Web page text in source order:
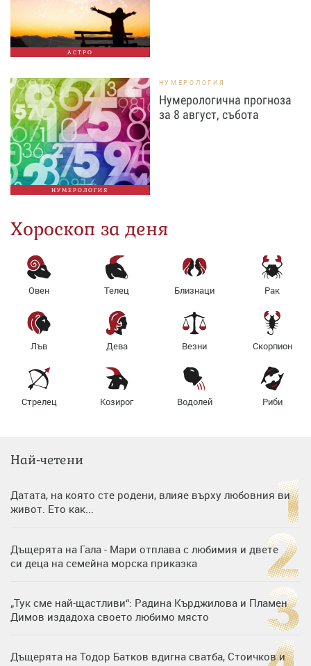
АСТРО
НУМЕРОЛОГИЯ
НУМЕРОЛОГИЯ
Нумерологична прогноза
за 8 август, събота
Хороскоп за деня
Овен Телец Близнаци Рак
Лъв Дева Везни Скорпион
Стрелец Козирог Водолей Риби
Най-четени
Датата, на която сте родени, влияе върху любовния ви
живот. Ето как...
Дъщерята на Гала - Мари отплава с любимия и двете
си деца на семейна морска приказка
„Тук сме най-щастливи“: Радина Кърджилова и Пламен
Димов издадоха своето любимо място
Дъщерята на Тодор Батков вдигна сватба, Стоичков и